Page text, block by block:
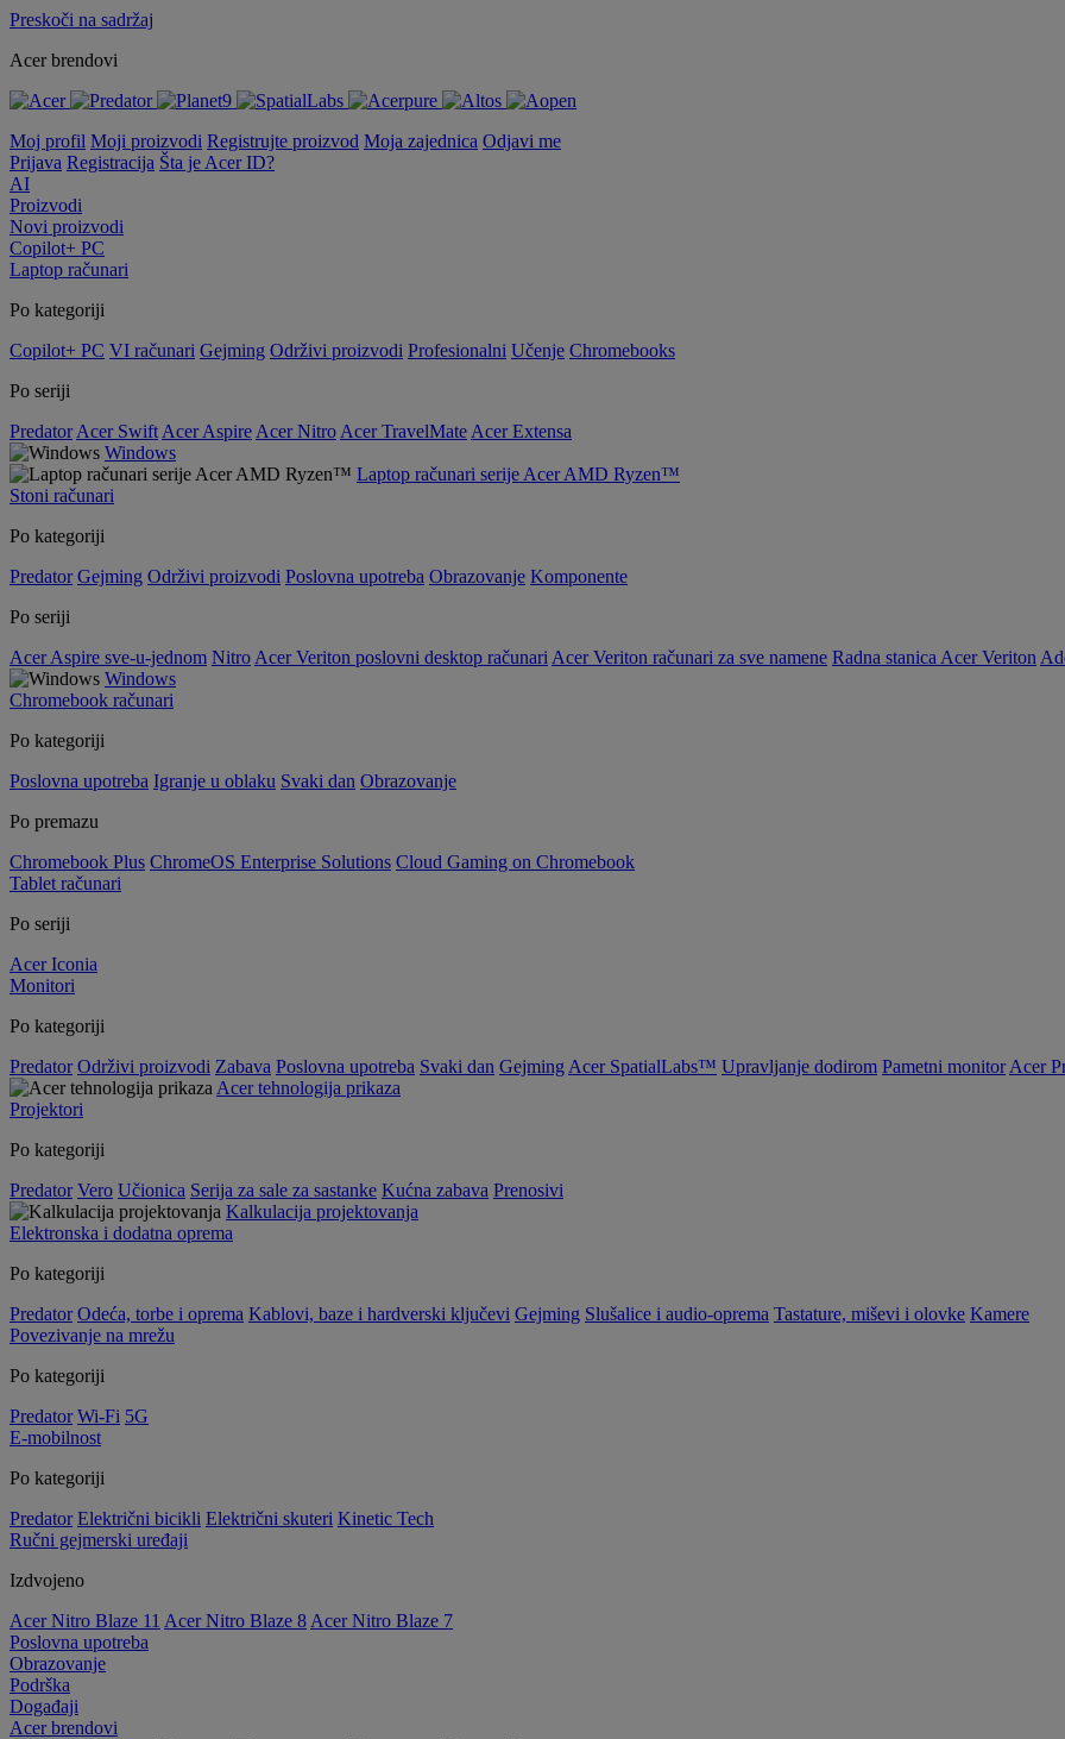
Preskoči na sadržaj
Acer brendovi
Moj profil Moji proizvodi Registrujte proizvod Moja zajednica Odjavi me
Prijava Registracija Šta je Acer ID?
AI
Proizvodi
Novi proizvodi
Copilot+ PC
Laptop računari
Po kategoriji
Copilot+ PC VI računari Gejming Održivi proizvodi Profesionalni Učenje Chromebooks
Po seriji
Predator Acer Swift Acer Aspire Acer Nitro Acer TravelMate Acer Extensa
Windows
Laptop računari serije Acer AMD Ryzen™
Stoni računari
Po kategoriji
Predator Gejming Održivi proizvodi Poslovna upotreba Obrazovanje Komponente
Po seriji
Acer Aspire sve-u-jednom Nitro Acer Veriton poslovni desktop računari Acer Veriton računari za sve namene Radna stanica Acer Veriton
Windows
Chromebook računari
Po kategoriji
Poslovna upotreba Igranje u oblaku Svaki dan Obrazovanje
Po premazu
Chromebook Plus ChromeOS Enterprise Solutions Cloud Gaming on Chromebook
Tablet računari
Po seriji
Acer Iconia
Monitori
Po kategoriji
Predator Održivi proizvodi Zabava Poslovna upotreba Svaki dan Gejming Acer SpatialLabs™ Upravljanje dodirom Pametni monitor Acer
Acer tehnologija prikaza
Projektori
Po kategoriji
Predator Vero Učionica Serija za sale za sastanke Kućna zabava Prenosivi
Kalkulacija projektovanja
Elektronska i dodatna oprema
Po kategoriji
Predator Odeća, torbe i oprema Kablovi, baze i hardverski ključevi Gejming Slušalice i audio-oprema Tastature, miševi i olovke Kamere
Povezivanje na mrežu
Po kategoriji
Predator Wi-Fi 5G
E-mobilnost
Po kategoriji
Predator Električni bicikli Električni skuteri Kinetic Tech
Ručni gejmerski uređaji
Izdvojeno
Acer Nitro Blaze 11 Acer Nitro Blaze 8 Acer Nitro Blaze 7
Poslovna upotreba
Obrazovanje
Podrška
Događaji
Acer brendovi